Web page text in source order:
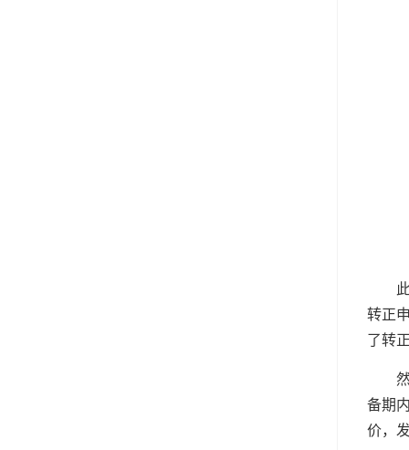
转正
了转
备期
价，